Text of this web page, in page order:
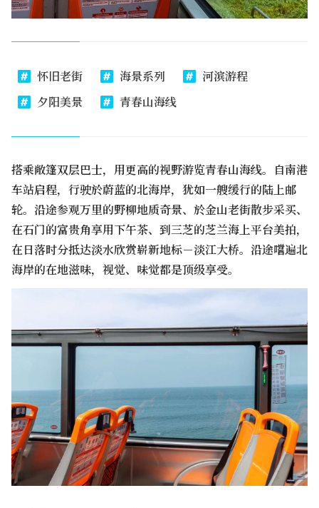
怀旧老街 海景系列
河滨游程
夕阳美景
青春山海线
搭乘敞篷双层巴士，用更高的视野游览青春山海线。自南港
车站启程，行驶於蔚蓝的北海岸，犹如一艘缓行的陆上邮
轮。沿途参观万里的野柳地质奇景、於金山老街散步采买、
在石门的富贵角享用下午茶、到三芝的芝兰海上平台美拍，
在日落时分抵达淡水欣赏崭新地标－淡江大桥。沿途嚐遍北
海岸的在地滋味，视觉、味觉都是顶级享受。